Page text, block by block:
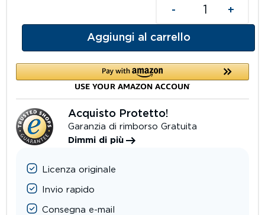
- +
Aggiungi al carrello
Acquisto Protetto!
Garanzia di rimborso Gratuita
Dimmi di più
Licenza originale
Invio rapido
Consegna e-mail